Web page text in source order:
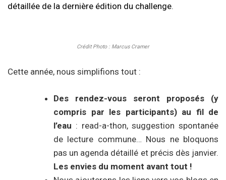
détaillée de la dernière édition du challenge.
Crédit Photo : Marcus Cramer
Cette année, nous simplifions tout :
Des rendez-vous seront proposés (y
compris par les participants) au fil de
l’eau : read-a-thon, suggestion spontanée
de lecture commune… Nous ne bloquons
pas un agenda détaillé et précis dès janvier.
Les envies du moment avant tout !